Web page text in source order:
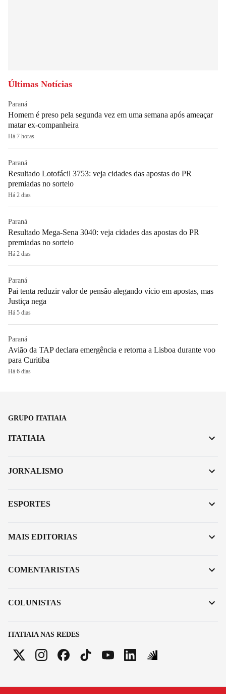
Últimas Notícias
Paraná
Homem é preso pela segunda vez em uma semana após ameaçar
matar ex-companheira
Há 7 horas
Paraná
Resultado Lotofácil 3753: veja cidades das apostas do PR
premiadas no sorteio
Há 2 dias
Paraná
Resultado Mega-Sena 3040: veja cidades das apostas do PR
premiadas no sorteio
Há 2 dias
Paraná
Pai tenta reduzir valor de pensão alegando vício em apostas, mas
Justiça nega
Há 5 dias
Paraná
Avião da TAP declara emergência e retorna a Lisboa durante voo
para Curitiba
Há 6 dias
GRUPO ITATIAIA
ITATIAIA NAS REDES
ITATIAIA
JORNALISMO
ESPORTES
MAIS EDITORIAS
COMENTARISTAS
COLUNISTAS